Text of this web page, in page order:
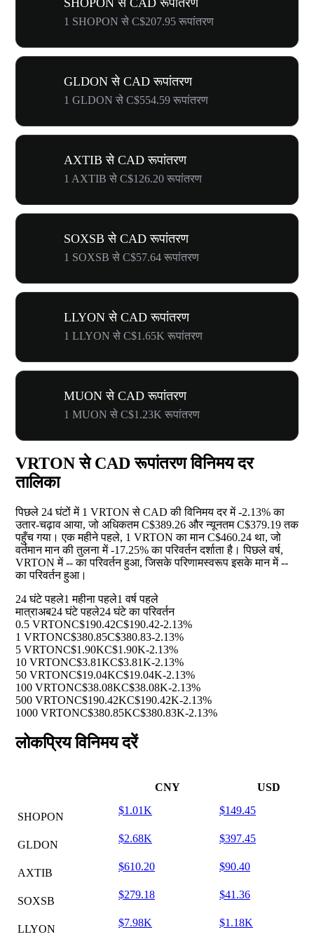
1 SHOPON से C$207.95 रूपांतरण
GLDON से CAD रूपांतरण
1 GLDON से C$554.59 रूपांतरण
AXTIB से CAD रूपांतरण
1 AXTIB से C$126.20 रूपांतरण
SOXSB से CAD रूपांतरण
1 SOXSB से C$57.64 रूपांतरण
LLYON से CAD रूपांतरण
1 LLYON से C$1.65K रूपांतरण
MUON से CAD रूपांतरण
1 MUON से C$1.23K रूपांतरण
VRTON से CAD रूपांतरण विनिमय दर
तालिका
पिछले 24 घंटों में 1 VRTON से CAD की विनिमय दर में-2.13%का
उतार-चढ़ाव आया, जो अधिकतम C$389.26 और न्यूनतम C$379.19 तक
पहुँच गया। एक महीने पहले, 1 VRTON का मान C$460.24 था, जो
वर्तमान मान की तुलना में-17.25%का परिवर्तन दर्शाता है। पिछले वर्ष,
VRTON में--का परिवर्तन हुआ, जिसके परिणामस्वरूप इसके मान में--
का परिवर्तन हुआ।
24 घंटे पहले1 महीना पहले1 वर्ष पहले
मात्राअब24 घंटे पहले24 घंटे का परिवर्तन
0.5 VRTONC$190.42C$190.42-2.13%
1 VRTONC$380.85C$380.83-2.13%
5 VRTONC$1.90KC$1.90K-2.13%
10 VRTONC$3.81KC$3.81K-2.13%
50 VRTONC$19.04KC$19.04K-2.13%
100 VRTONC$38.08KC$38.08K-2.13%
500 VRTONC$190.42KC$190.42K-2.13%
1000 VRTONC$380.85KC$380.83K-2.13%
लोकप्रिय विनिमय दरें
CNY USD
SHOPON
$1.01K $149.45
GLDON
$2.68K $397.45
AXTIB
$610.20 $90.40
SOXSB
$279.18 $41.36
LLYON
$7.98K $1.18K